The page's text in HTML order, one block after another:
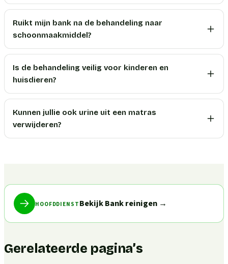
Ruikt mijn bank na de behandeling naar
schoonmaakmiddel?
Is de behandeling veilig voor kinderen en
huisdieren?
Kunnen jullie ook urine uit een matras
verwijderen?
HOOFDDIENST Bekijk Bank reinigen→
Gerelateerde pagina’s